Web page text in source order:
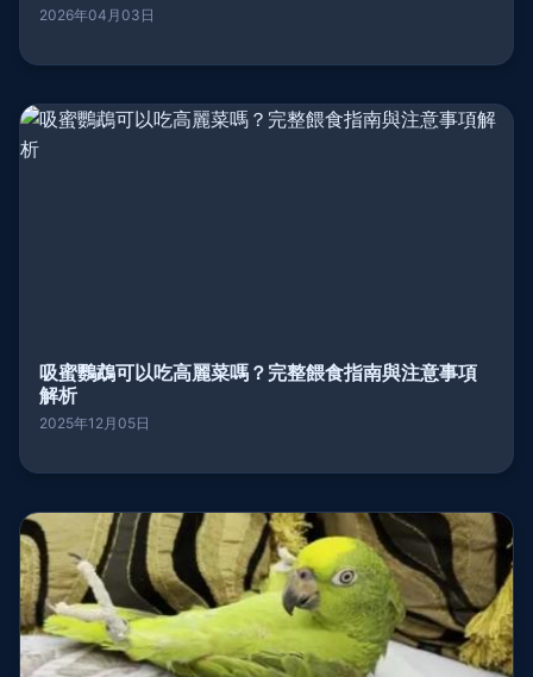
2026年04月03日
吸蜜鸚鵡可以吃高麗菜嗎？完整餵食指南與注意事項
解析
2025年12月05日